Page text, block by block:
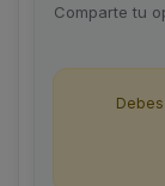
Comparte tu
Debes